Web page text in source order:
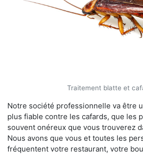
Traitement blatte et
Notre société professionnelle va être
plus fiable contre les cafards, que les
souvent onéreux que vous trouverez
Nous avons que vous et toutes les
fréquentent votre restaurant, votre